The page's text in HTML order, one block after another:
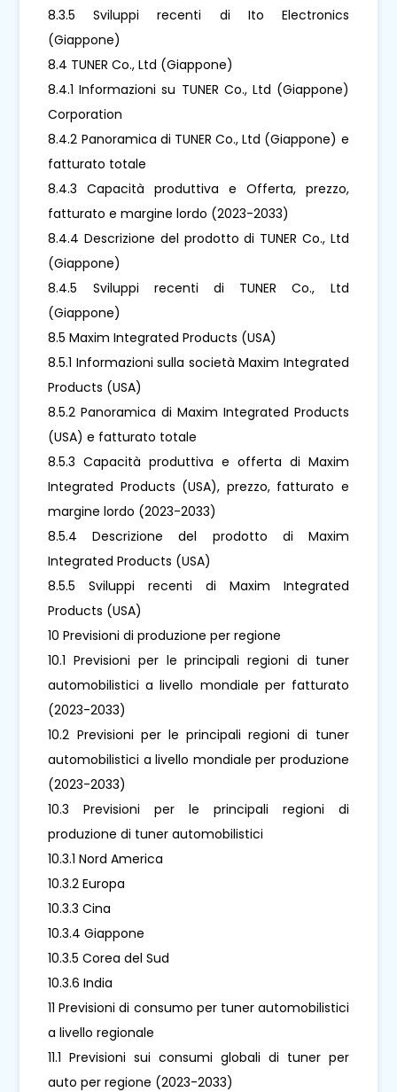
8.3.5 Sviluppi recenti di Ito Electronics
(Giappone)
8.4 TUNER Co., Ltd (Giappone)
8.4.1 Informazioni su TUNER Co., Ltd (Giappone)
Corporation
8.4.2 Panoramica di TUNER Co., Ltd (Giappone) e
fatturato totale
8.4.3 Capacità produttiva e Offerta, prezzo,
fatturato e margine lordo (2023-2033)
8.4.4 Descrizione del prodotto di TUNER Co., Ltd
(Giappone)
8.4.5 Sviluppi recenti di TUNER Co., Ltd
(Giappone)
8.5 Maxim Integrated Products (USA)
8.5.1 Informazioni sulla società Maxim Integrated
Products (USA)
8.5.2 Panoramica di Maxim Integrated Products
(USA) e fatturato totale
8.5.3 Capacità produttiva e offerta di Maxim
Integrated Products (USA), prezzo, fatturato e
margine lordo (2023-2033)
8.5.4 Descrizione del prodotto di Maxim
Integrated Products (USA)
8.5.5 Sviluppi recenti di Maxim Integrated
Products (USA)
10 Previsioni di produzione per regione
10.1 Previsioni per le principali regioni di tuner
automobilistici a livello mondiale per fatturato
(2023-2033)
10.2 Previsioni per le principali regioni di tuner
automobilistici a livello mondiale per produzione
(2023-2033)
10.3 Previsioni per le principali regioni di
produzione di tuner automobilistici
10.3.1 Nord America
10.3.2 Europa
10.3.3 Cina
10.3.4 Giappone
10.3.5 Corea del Sud
10.3.6 India
11 Previsioni di consumo per tuner automobilistici
a livello regionale
11.1 Previsioni sui consumi globali di tuner per
auto per regione (2023-2033)